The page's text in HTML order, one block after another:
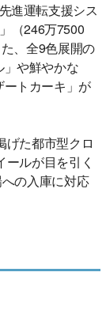
進運転支援シス
（246万7500
、全9色展開の
や鮮やかな
ートカーキ」が
げた都市型クロ
ルが目を引く
の入庫に対応